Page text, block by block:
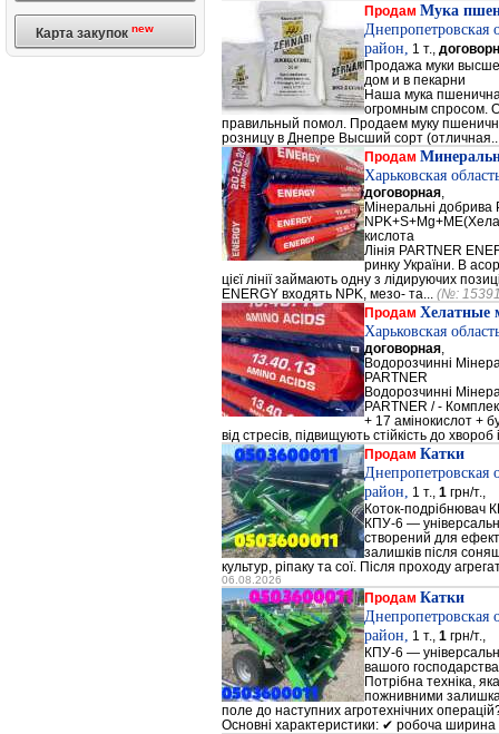
Карта закупок new
Продам Мука
Днепропетровская
район, 1 т.,
Продажа муки
дом и в пекарни
Наша мука
огромным спросом.
правильный помол. Продаем муку
розницу в Днепре Высший сорт
Продам
Харьковская
договорная
Мінеральні добрива
кислота
Лінія PARTNER
ринку України. В
цієї лінії займають одну з лідируючих
ENERGY входять NPK, мезо- та... (№:
Продам Хелатные
Харьковская
договорная
Водорозчинні
PARTNER
Водорозчинні
PARTNER / -
+ 17 амінокислот +
від стресів, підвищують стійкість до хвороб
Продам Катки
Днепропетровская
район, 1 т., 1 грн/т.,
Коток-подрібнювач
КПУ-6 —
створений для
залишків після
культур, ріпаку та сої. Після проходу
06.08.2026
Продам Катки
Днепропетровская
район, 1 т., 1 грн/т.,
КПУ-6 —
вашого господарства
Потрібна техніка,
пожнивними
поле до наступних агротехнічних
Основні характеристики: ✔ робоча